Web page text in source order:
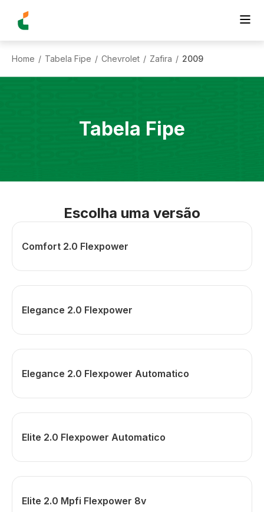
Home / Tabela Fipe / Chevrolet / Zafira / 2009
Tabela Fipe
Escolha uma versão
Comfort 2.0 Flexpower
Elegance 2.0 Flexpower
Elegance 2.0 Flexpower Automatico
Elite 2.0 Flexpower Automatico
Elite 2.0 Mpfi Flexpower 8v